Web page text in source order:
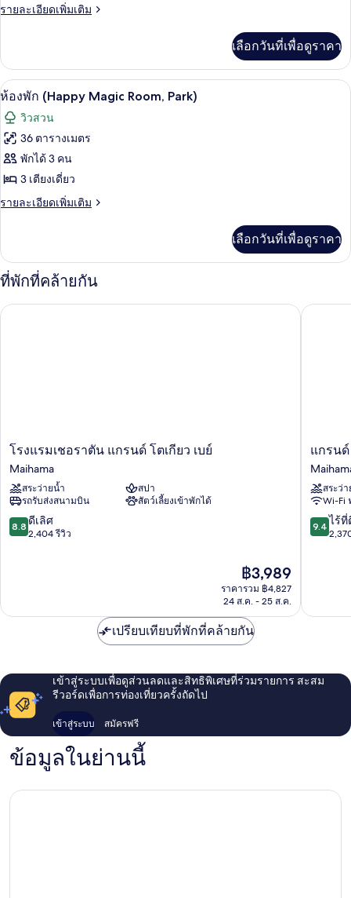
(Twin
รายละเอียดเพิ่มเติม
ราย
เกี่ยว
กับ
ห้อง
(Twin
Deluxe,
เลือกวันที่เพื่อดูราคา
เปิด
ภาพถ่าย
ทั้งหมด
ของ
ห้อง
พัก
Room,
Park)
ห้องพัก (Happy Magic Room, Park)
14
ห้องพัก (Happy Magic Room, Park)
วิวสวน
36 ตารางเมตร
พักได้ 3 คน
3 เตียงเดี่ยว
รายละเอียดเพิ่มเติม
ราย
เกี่ยว
กับ
ห้อง
(Happy
เลือกวันที่เพื่อดูราคา
ที่พักที่คล้ายกัน
โรงแรม
เชอราตัน
แก
รนด์
โตเกียว
เบย์
Maihama
โรงแรมเชอราตัน แกรนด์ โตเกียว เบย์
Maihama
สระว่ายน้ำ
สปา
รถรับส่งสนามบิน
สัตว์เลี้ยงเข้าพักได้
8.8
จาก
8.8 ดีเลิศ
2,404 รีวิว
ราคา
ปัจจุบัน
คือ
฿3,989
ราคารวม ฿4,827
24 ส.ค. - 25 ส.ค.
โรงแรมเชอราตัน แกรนด์ โตเกียว เบย์
แก
รนด์
นิ
กโกะ
โตเกียว
เบย์
ไม
แกรนด์
สระว่
Wi-Fi
9.4
จาก
รีวิว
9.4 ไร้ที่
แกรนด์ นิ
เปรียบเทียบที่พักที่คล้ายกัน
เข้าสู่ระบบเพื่อดูส่วนลดและสิทธิพิเศษที่ร่วมรายการ สะสม
รีวอร์ดเพื่อการท่องเที่ยวครั้งถัดไป
เข้าสู่ระบบ สมัครฟรี
ข้อมูลในย่านนี้